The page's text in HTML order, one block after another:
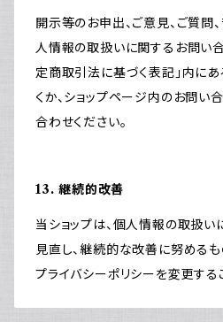
開示等のお申出、ご意見、ご質問
人情報の取扱いに関するお問い合
定商取引法に基づく表記」内に
くか、ショップページ内のお問い
合わせください。
13. 継続的改善
当ショップは、個人情報の取扱
見直し、継続的な改善に努めるも
プライバシーポリシーを変更する